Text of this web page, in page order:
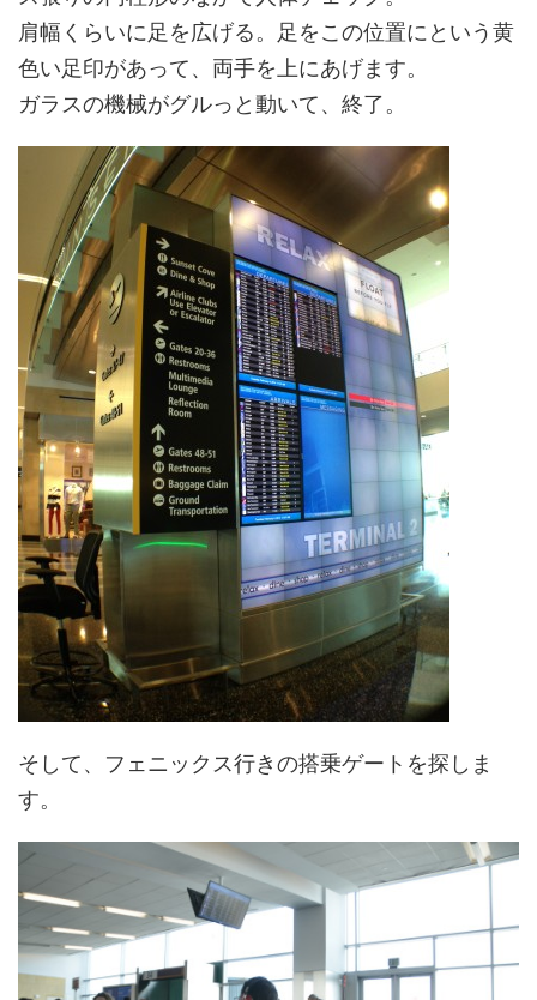
肩幅くらいに足を広げる。足をこの位置にという黄
色い足印があって、両手を上にあげます。
ガラスの機械がグルっと動いて、終了。
そして、フェニックス行きの搭乗ゲートを探しま
す。